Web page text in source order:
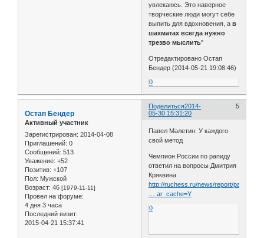
увлекаюсь. Это наверное
творческие люди могут себе
выпить для вдохновения, а в
шахматах всегда нужно
трезво мыслить"
Отредактировано Остап
Бендер (2014-05-21 19:08:46)
0
Поделиться 5
2014-
05-30 15:31:20
Остап Бендер
Активный участник
Зарегистрирован: 2014-04-08
Приглашений: 0
Сообщений: 513
Уважение: +52
Позитив: +107
Пол: Мужской
Возраст: 46 [1979-11-11]
Провел на форуме:
4 дня 3 часа
Последний визит:
2015-04-21 15:37:41
Павел Малетин: У каждого
свой метод
Чемпион России по рапиду
ответил на вопросы Дмитрия
Кряквина
http://ruchess.ru/news/report/pavel_mal
… ar_cache=Y
0